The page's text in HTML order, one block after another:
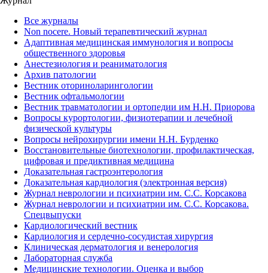
Все журналы
Non nocere. Новый терапевтический журнал
Адаптивная медицинская иммунология и вопросы
общественного здоровья
Анестезиология и реаниматология
Архив патологии
Вестник оториноларингологии
Вестник офтальмологии
Вестник травматологии и ортопедии им Н.Н. Приорова
Вопросы курортологии, физиотерапии и лечебной
физической культуры
Вопросы нейрохирургии имени Н.Н. Бурденко
Восстановительные биотехнологии, профилактическая,
цифровая и предиктивная медицина
Доказательная гастроэнтерология
Доказательная кардиология (электронная версия)
Журнал неврологии и психиатрии им. С.С. Корсакова
Журнал неврологии и психиатрии им. С.С. Корсакова.
Спецвыпуски
Кардиологический вестник
Кардиология и сердечно-сосудистая хирургия
Клиническая дерматология и венерология
Лабораторная служба
Медицинские технологии. Оценка и выбор